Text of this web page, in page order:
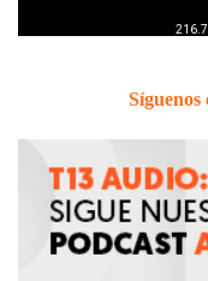
Síguenos